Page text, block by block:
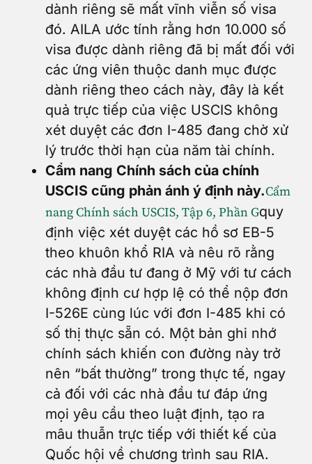
dành riêng sẽ mất vĩnh viễn số visa
đó. AILA ước tính rằng hơn 10.000 số
visa được dành riêng đã bị mất đối với
các ứng viên thuộc danh mục được
dành riêng theo cách này, đây là kết
quả trực tiếp của việc USCIS không
xét duyệt các đơn I-485 đang chờ xử
lý trước thời hạn của năm tài chính.
Cẩm nang Chính sách của chính
USCIS cũng phản ánh ý định này.Cẩm
nang Chính sách USCIS, Tập 6, Phần Gquy
định việc xét duyệt các hồ sơ EB-5
theo khuôn khổ RIA và nêu rõ rằng
các nhà đầu tư đang ở Mỹ với tư cách
không định cư hợp lệ có thể nộp đơn
I-526E cùng lúc với đơn I-485 khi có
số thị thực sẵn có. Một bản ghi nhớ
chính sách khiến con đường này trở
nên “bất thường” trong thực tế, ngay
cả đối với các nhà đầu tư đáp ứng
mọi yêu cầu theo luật định, tạo ra
mâu thuẫn trực tiếp với thiết kế của
Quốc hội về chương trình sau RIA.